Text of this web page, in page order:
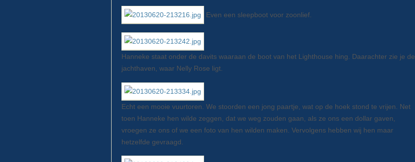
Even een sleepboot voor zoonlief.
Hanneke staat onder de davits waaraan de boot van het Lighthouse hing. Daarachter zie je de
jachthaven, waar Nelly Rose ligt.
Echt een mooie vuurtoren. We stoorden een jong paartje, wat op de hoek stond te vrijen. Net
toen Hanneke hen wilde zeggen, dat we weg zouden gaan, als ze ons een dollar gaven,
vroegen ze ons of we een foto van hen wilden maken. Vervolgens hebben wij hen maar
hetzelfde gevraagd.